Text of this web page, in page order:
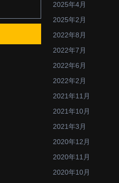
2025年4月
2025年2月
2022年8月
2022年7月
2022年6月
2022年2月
2021年11月
2021年10月
2021年3月
2020年12月
2020年11月
2020年10月